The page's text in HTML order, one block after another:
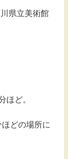
県立美術館
ほど。
どの場所に